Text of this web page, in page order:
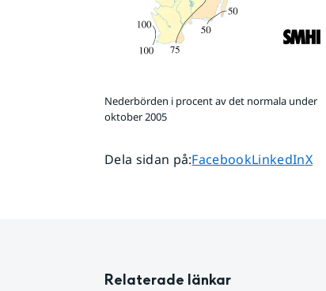
Nederbörden i procent av det normala under
oktober 2005
Dela sidan på:Dela sidan på
FacebookDela sidan på
LinkedInX
Relaterade länkar